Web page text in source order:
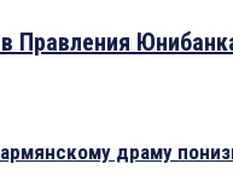
Правления
драму